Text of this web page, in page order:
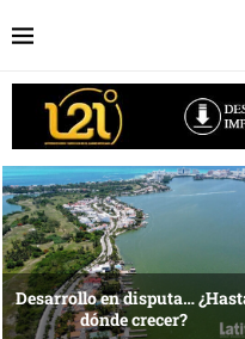
1 al 28 de agosto •
Fundación Isleña